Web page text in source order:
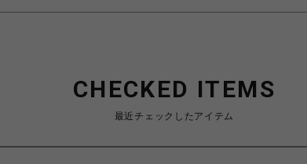
CHECKED ITEMS
最近チェックしたアイテム